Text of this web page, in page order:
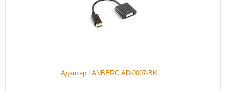
Адаптер LANBERG AD-0007-BK ...